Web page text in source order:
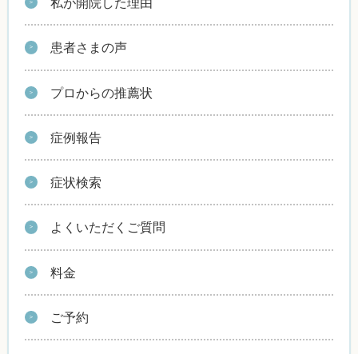
患者さまの声
プロからの推薦状
症例報告
症状検索
よくいただくご質問
料金
ご予約